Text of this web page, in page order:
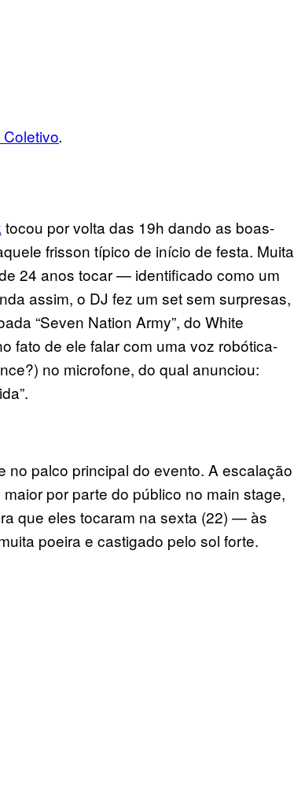
.
tocou por volta das 19h dando as boas-
frisson típico de início de festa. Muita
24 anos tocar — identificado como um
assim, o DJ fez um set sem surpresas,
“Seven Nation Army”, do White
fato de ele falar com uma voz robótica-
no microfone, do qual anunciou:
no palco principal do evento. A escalação
por parte do público no main stage,
que eles tocaram na sexta (22) — às
poeira e castigado pelo sol forte.